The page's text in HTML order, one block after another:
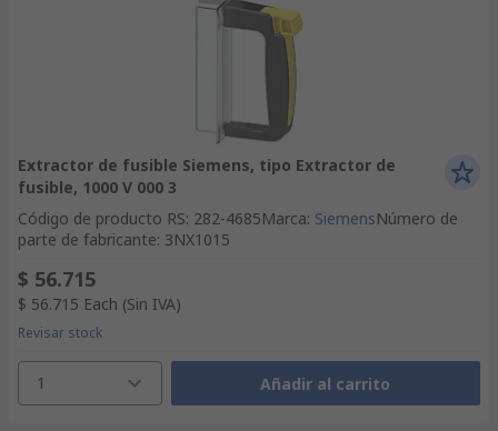
Extractor de fusible Siemens, tipo Extractor de
fusible, 1000 V 000 3
Código de producto RS: 282-4685Marca: SiemensNúmero de
parte de fabricante: 3NX1015
$ 56.715
$ 56.715 Each (Sin IVA)
Revisar stock
1 Añadir al carrito